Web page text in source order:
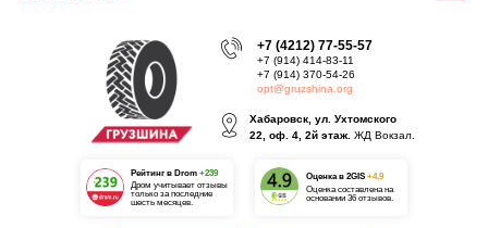
Хабаровск, ул. Ухтомского
22, оф. 4, 2й этаж. ЖД Вокзал.
+7 (914) 414-83-11
+7 (914) 370-54-26
opt@gruzshina.org
+7 (4212) 77-55-57
Оценка в 2GIS +4,9
Оценка составлена на
основании 36 отзывов.
Рейтинг в Drom +239
Дром учитывает отзывы
только за последние
шесть месяцев.